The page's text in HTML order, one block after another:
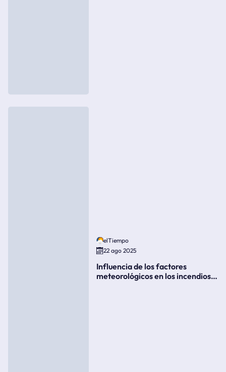
elTiempo
22 ago 2025
Influencia de los factores
meteorológicos en los incendios